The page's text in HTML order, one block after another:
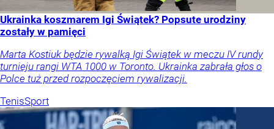
Ukrainka koszmarem Igi Świątek? Popsute urodziny
zostały w pamięci
Marta Kostiuk będzie rywalką Igi Świątek w meczu IV rundy
turnieju rangi WTA 1000 w Toronto. Ukrainka zabrała głos o
Polce tuż przed rozpoczęciem rywalizacji.
TenisSport